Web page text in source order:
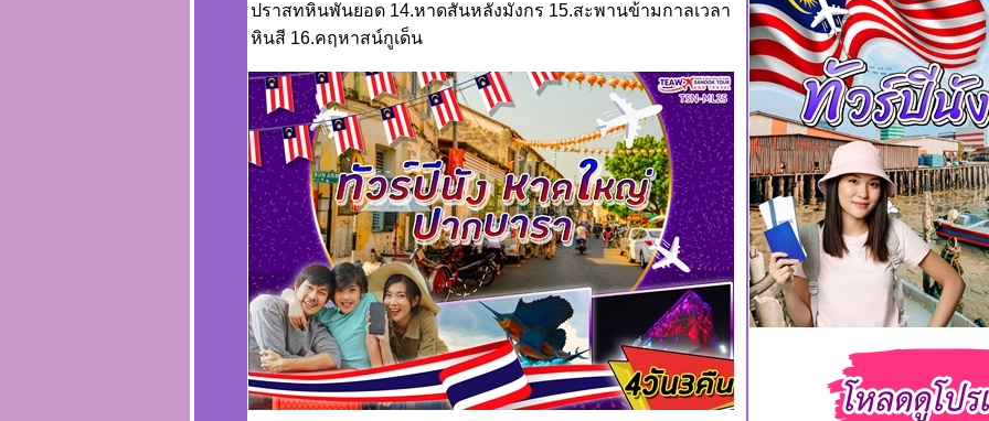
ปราสทหินพันยอด 14.หาดสันหลังมังกร 15.สะพานข้ามกาลเวลา
หินสี 16.คฤหาสน์กูเด็น